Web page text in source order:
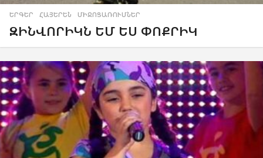
ԵՐԳԵՐ ,ՀԱՅԵՐԵՆ ,ՄԻՋՈՑԱՌՈՒՄՆԵՐ
ԶԻՆՎՈՐԻԿՆ ԵՄ ԵՍ ՓՈՔՐԻԿ